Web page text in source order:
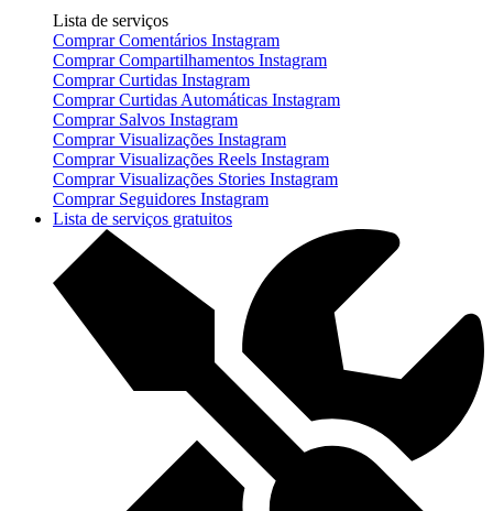
Lista de serviços
Comprar Comentários Instagram
Comprar Compartilhamentos Instagram
Comprar Curtidas Instagram
Comprar Curtidas Automáticas Instagram
Comprar Salvos Instagram
Comprar Visualizações Instagram
Comprar Visualizações Reels Instagram
Comprar Visualizações Stories Instagram
Comprar Seguidores Instagram
Lista de serviços gratuitos